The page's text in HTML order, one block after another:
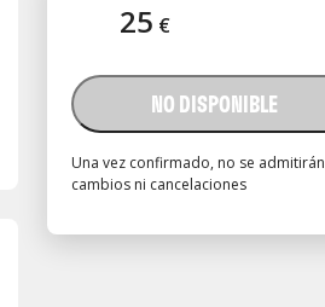
25 €
NO DISPONIBLE
Una vez confirmado, no se admitirán
cambios ni cancelaciones